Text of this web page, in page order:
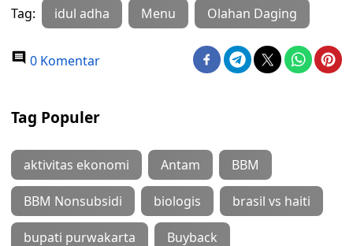
Tag: idul adha Menu Olahan Daging
0 Komentar
Tag Populer
aktivitas ekonomi Antam BBM
BBM Nonsubsidi biologis brasil vs haiti
bupati purwakarta Buyback